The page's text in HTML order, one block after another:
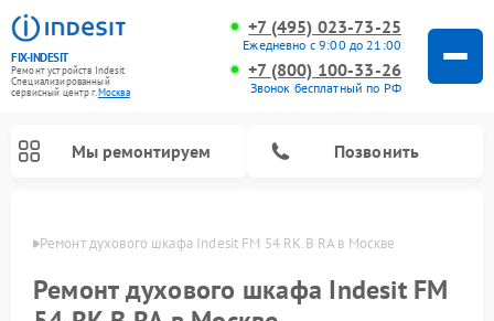
FIX-INDESIT
Ремонт устройств Indesit
Специализированный
cервисный центр г.Москва
+7 (495) 023-73-25
Ежедневно с 9:00 до 21:00
+7 (800) 100-33-26
Звонок бесплатный по РФ
Мы ремонтируем Позвонить
Ремонт духового шкафа Indesit FM 54 RK.B RA в Москве
Ремонт духового шкафа Indesit FM